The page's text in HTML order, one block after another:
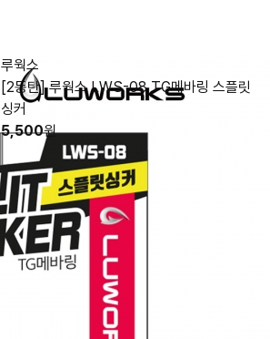
루웍스
[2동탄] 루웍스 LWS-08 TG메바링 스플릿
싱커
5,500원